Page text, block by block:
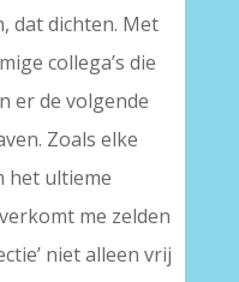
dat dichten. Met
collega’s die
er de volgende
Zoals elke
het ultieme
me zelden
niet alleen vrij